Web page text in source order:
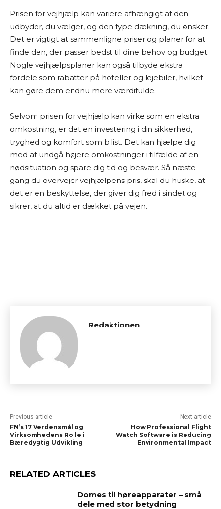
Prisen for vejhjælp kan variere afhængigt af den
udbyder, du vælger, og den type dækning, du ønsker.
Det er vigtigt at sammenligne priser og planer for at
finde den, der passer bedst til dine behov og budget.
Nogle vejhjælpsplaner kan også tilbyde ekstra
fordele som rabatter på hoteller og lejebiler, hvilket
kan gøre dem endnu mere værdifulde.
Selvom prisen for vejhjælp kan virke som en ekstra
omkostning, er det en investering i din sikkerhed,
tryghed og komfort som bilist. Det kan hjælpe dig
med at undgå højere omkostninger i tilfælde af en
nødsituation og spare dig tid og besvær. Så næste
gang du overvejer vejhjælpens pris, skal du huske, at
det er en beskyttelse, der giver dig fred i sindet og
sikrer, at du altid er dækket på vejen.
Redaktionen
Previous article
FN’s 17 Verdensmål og
Virksomhedens Rolle i
Bæredygtig Udvikling
Next article
How Professional Flight
Watch Software is Reducing
Environmental Impact
RELATED ARTICLES
Domes til høreapparater – små
dele med stor betydning